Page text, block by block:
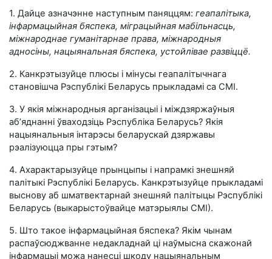
1. Дайце азначэнне наступным паняццям: геапалітыка,
інфармацыйная бяспека, міграцыйная мабільнасць,
міжнароднае гуманітарнае права, міжнародныя
адносіны, нацыянальная бяспека, устойлівае развіццё.
2. Канкрэтызуйце плюсы і мінусы геапалітычнага
становішча Рэспублікі Беларусь прыкладамі са СМІ.
3. У якія міжнародныя арганізацыі і міждзяржаўныя
аб’яднанні ўваходзіць Рэспубліка Беларусь? Якія
нацыянальныя інтарэсы беларускай дзяржавы
рэалізуюцца пры гэтым?
4. Ахарактарызуйце прынцыпы і напрамкі знешняй
палітыкі Рэспублікі Беларусь. Канкрэтызуйце прыкладамі
выснову аб шматвектарнай знешняй палітыцы Рэспублікі
Беларусь (выкарыстоўвайце матэрыялы СМІ).
5. Што такое інфармацыйная бяспека? Якім чынам
распаўсюджванне недакладнай ці наўмысна скажонай
інфармацыі можа нанесці шкоду нацыянальным